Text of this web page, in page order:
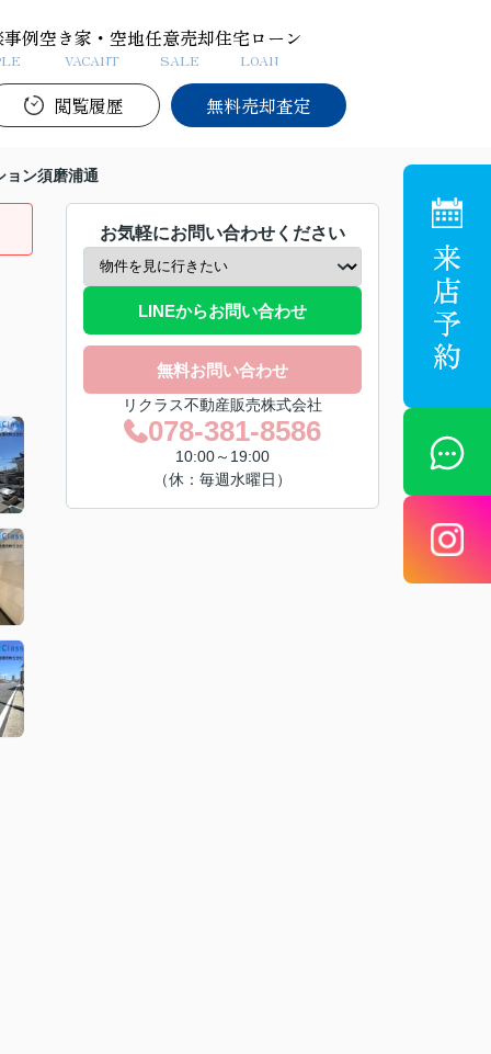
例空き家・空地
VACANT
任意売却
SALE
住宅ローン
LOAN
閲覧履歴 無料売却査定
ョン須磨浦通
お気軽にお問い合わせください
LINEからお問い合わせ
無料お問い合わせ
リクラス不動産販売株式会社
078-381-8586
10:00～19:00
（休：毎週水曜日）